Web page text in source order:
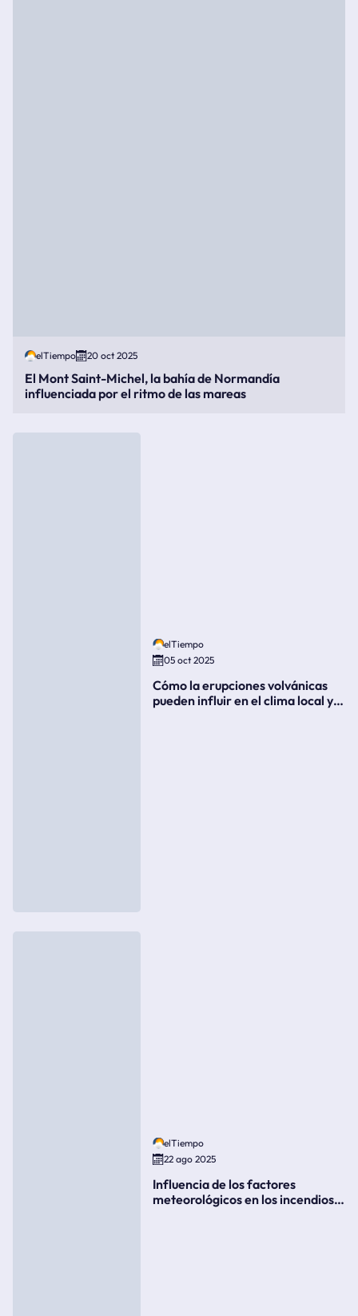
elTiempo 20 oct 2025
El Mont Saint-Michel, la bahía de Normandía
influenciada por el ritmo de las mareas
elTiempo
05 oct 2025
Cómo la erupciones volvánicas
pueden influir en el clima local y
elTiempo
22 ago 2025
Influencia de los factores
meteorológicos en los incendios